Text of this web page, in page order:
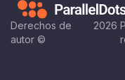
Derechos de
autor ©
2026